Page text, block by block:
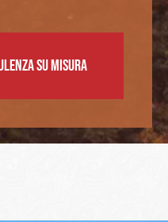
su misura